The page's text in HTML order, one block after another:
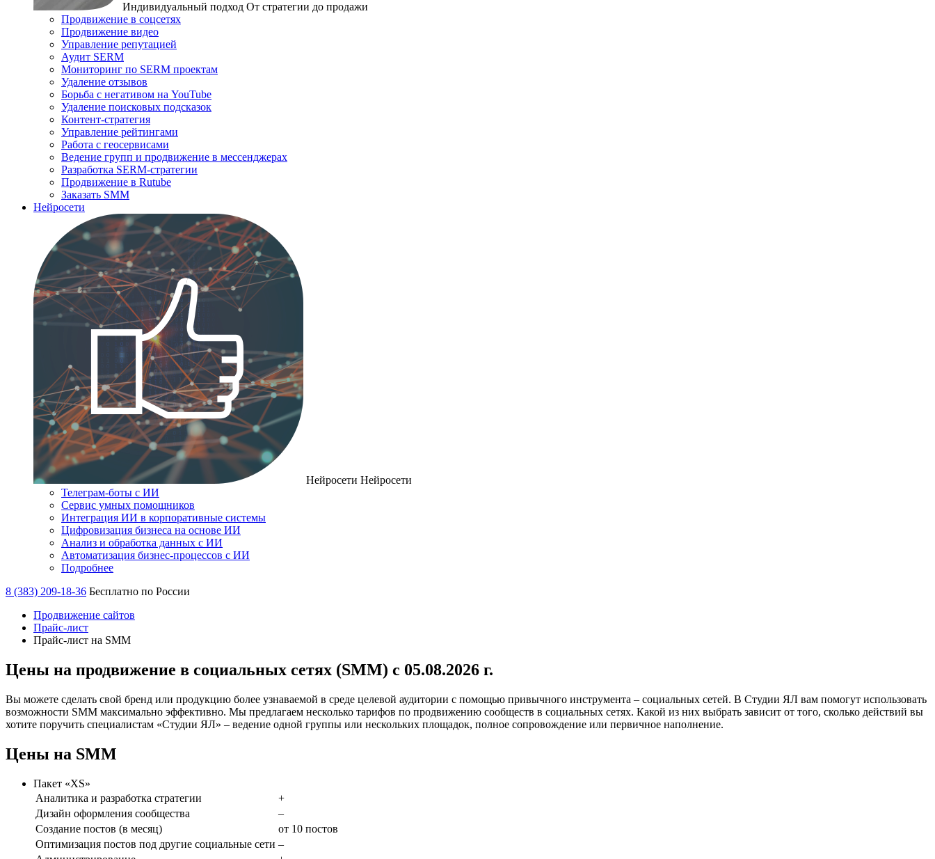
Индивидуальный подход От стратегии до продажи
Продвижение в соцсетях
Продвижение видео
Управление репутацией
Аудит SERM
Мониторинг по SERM проектам
Удаление отзывов
Борьба с негативом на YouTube
Удаление поисковых подсказок
Контент-стратегия
Управление рейтингами
Работа с геосервисами
Ведение групп и продвижение в мессенджерах
Разработка SERM-стратегии
Продвижение в Rutube
Заказать SMM
Нейросети
Нейросети Нейросети
Телеграм-боты с ИИ
Сервис умных помощников
Интеграция ИИ в корпоративные системы
Цифровизация бизнеса на основе ИИ
Анализ и обработка данных с ИИ
Автоматизация бизнес-процессов с ИИ
Подробнее
8 (383) 209-18-36 Бесплатно по России
Продвижение сайтов
Прайс-лист
Прайс-лист на SMM
Цены на продвижение в социальных сетях (SMM) с 05.08.2026 г.
Вы можете сделать свой бренд или продукцию более узнаваемой в среде целевой аудитории с помощью привычного инструмента – социальных сетей. В Студии ЯЛ вам помогут использовать
возможности SMM максимально эффективно. Мы предлагаем несколько тарифов по продвижению сообществ в социальных сетях. Какой из них выбрать зависит от того, сколько действий вы
хотите поручить специалистам «Студии ЯЛ» – ведение одной группы или нескольких площадок, полное сопровождение или первичное наполнение.
Цены на SMM
Пакет «XS»
Аналитика и разработка стратегии
+
Дизайн оформления сообщества
–
Создание постов (в месяц)
от 10 постов
Оптимизация постов под другие социальные сети –